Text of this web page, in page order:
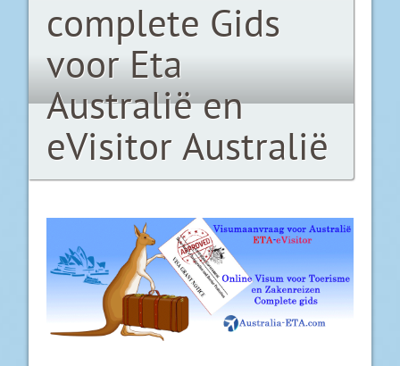
complete Gids
voor Eta
Australië en
eVisitor Australië